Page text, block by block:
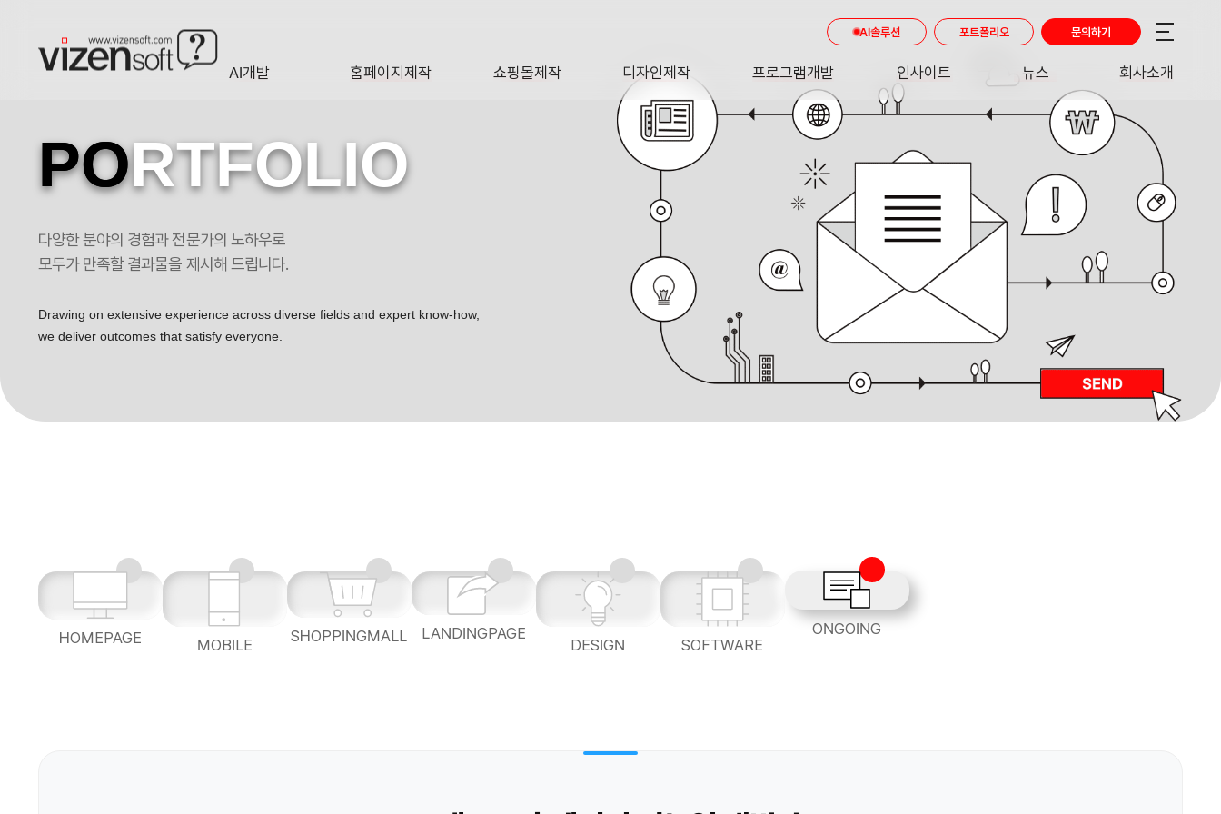
AI개발 홈페이지제작 쇼핑몰제작 디자인제작
DESIGN
프로그램개발
SOFTWARE
인사이트
INSIGHT
뉴스
NEWS
회사소개
AI솔루션 포트폴리오 문의하기
PORTFOLIO
다양한 분야의 경험과 전문가의 노하우로
모두가 만족할 결과물을 제시해 드립니다.
Drawing on extensive experience across diverse fields and expert know-how,
we deliver outcomes that satisfy everyone.
HOMEPAGE MOBILE SHOPPINGMALL LANDINGPAGE
DESIGN SOFTWARE
ONGOING